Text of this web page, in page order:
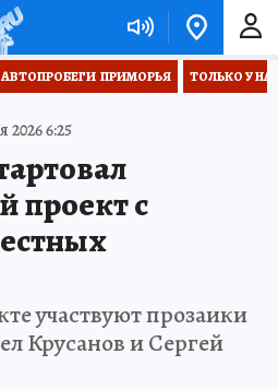
АВТОПРОБЕГИ  ПРИМОРЬЯ ТОЛЬКО У
2026 6:25
проект с
участвуют прозаики
Крусанов и Сергей